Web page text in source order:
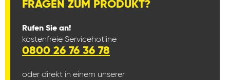
FRAGEN ZUM PRODUKT?
Rufen Sie an!
kostenfreie Servicehotline
0800 26 76 36 78
oder direkt in einem unserer